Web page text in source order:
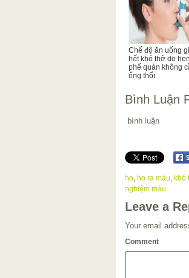
Chế độ ăn uống
hết khó thở do hen
phế quản không
ống thổi
Bình Luận
bình luận
ho, ho ra máu, khó
nghiệm máu
Leave a
Your email
Comment